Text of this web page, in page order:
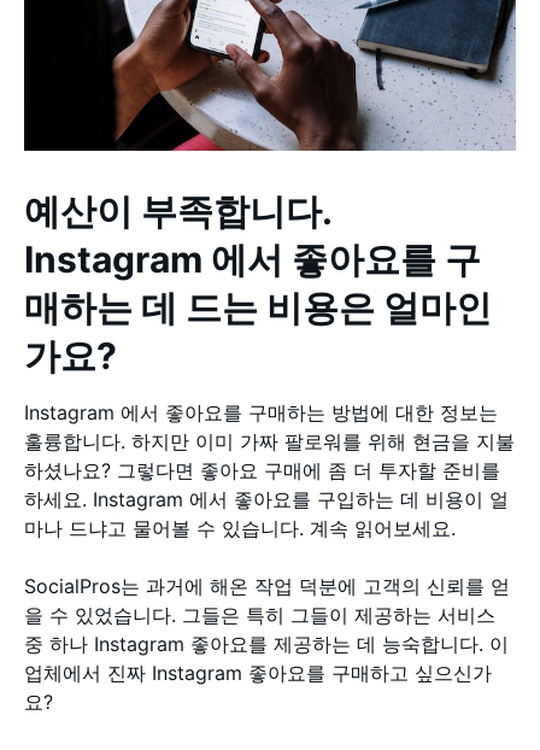
예산이 부족합니다.
Instagram 에서 좋아요를 구
매하는 데 드는 비용은 얼마인
가요?
Instagram 에서 좋아요를 구매하는 방법에 대한 정보는
훌륭합니다. 하지만 이미 가짜 팔로워를 위해 현금을 지불
하셨나요? 그렇다면 좋아요 구매에 좀 더 투자할 준비를
하세요. Instagram 에서 좋아요를 구입하는 데 비용이 얼
마나 드냐고 물어볼 수 있습니다. 계속 읽어보세요.
SocialPros는 과거에 해온 작업 덕분에 고객의 신뢰를 얻
을 수 있었습니다. 그들은 특히 그들이 제공하는 서비스
중 하나 Instagram 좋아요를 제공하는 데 능숙합니다. 이
업체에서 진짜 Instagram 좋아요를 구매하고 싶으신가
요?